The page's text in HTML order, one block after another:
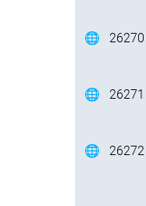
🌐 26270
🌐 26271
🌐 26272